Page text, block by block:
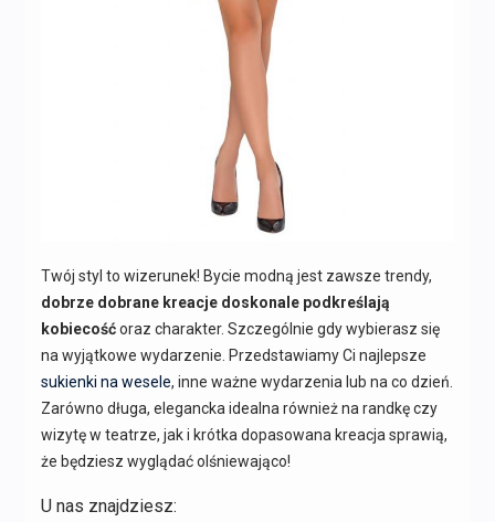
Twój styl to wizerunek! Bycie modną jest zawsze trendy,
dobrze dobrane kreacje doskonale podkreślają
kobiecośćoraz charakter. Szczególnie gdy wybierasz się
na wyjątkowe wydarzenie. Przedstawiamy Ci najlepsze
sukienki na wesele, inne ważne wydarzenia lub na co dzień.
Zarówno długa, elegancka idealna również na randkę czy
wizytę w teatrze, jak i krótka dopasowana kreacja sprawią,
że będziesz wyglądać olśniewająco!
U nas znajdziesz: